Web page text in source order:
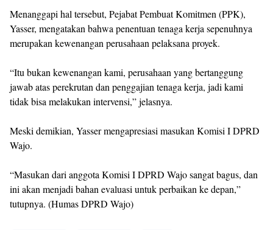
Menanggapi hal tersebut, Pejabat Pembuat Komitmen (PPK),
Yasser, mengatakan bahwa penentuan tenaga kerja sepenuhnya
merupakan kewenangan perusahaan pelaksana proyek.
“Itu bukan kewenangan kami, perusahaan yang bertanggung
jawab atas perekrutan dan penggajian tenaga kerja, jadi kami
tidak bisa melakukan intervensi,” jelasnya.
Meski demikian, Yasser mengapresiasi masukan Komisi I DPRD
Wajo.
“Masukan dari anggota Komisi I DPRD Wajo sangat bagus, dan
ini akan menjadi bahan evaluasi untuk perbaikan ke depan,”
tutupnya. (Humas DPRD Wajo)